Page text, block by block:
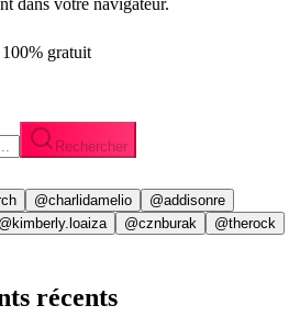
gratuit
Rechercher
@charlidamelio
@addisonre
@kimberly.loaiza @cznburak
@therock
récents